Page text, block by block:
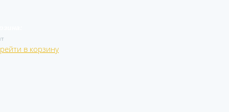
в корзину